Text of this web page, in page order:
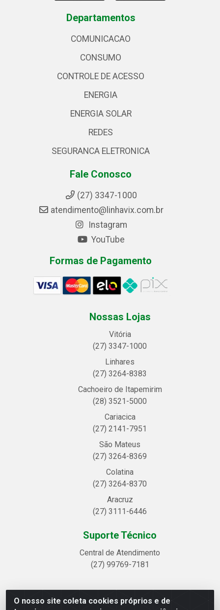
O nosso site coleta cookies próprios e de
Departamentos
COMUNICACAO
CONSUMO
CONTROLE DE ACESSO
ENERGIA
ENERGIA SOLAR
REDES
SEGURANCA ELETRONICA
Fale Conosco
(27) 3347-1000
atendimento@linhavix.com.br
Instagram
YouTube
Formas de Pagamento
Nossas Lojas
Vitória
(27) 3347-1000
Linhares
(27) 3264-8383
Cachoeiro de Itapemirim
(28) 3521-5000
Cariacica
(27) 2141-7951
São Mateus
(27) 3264-8369
Colatina
(27) 3264-8370
Aracruz
(27) 3111-6446
Suporte Técnico
Central de Atendimento
(27) 99769-7181
Linhavix Distribuidora LTDA - Avenida Alegre, 2521 -